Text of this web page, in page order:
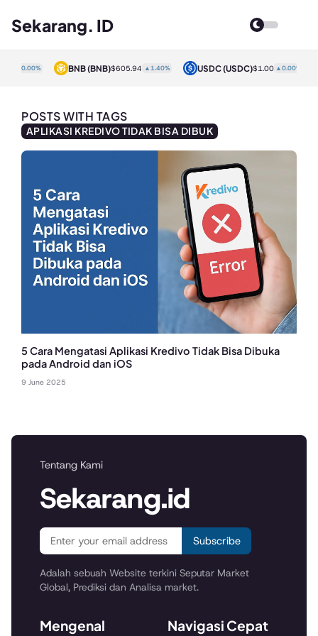
Sekarang. ID
▲0.00% BNB(BNB)$605.94▲1.40% USDC(USDC)$1.00▲0.00%
POSTS WITH TAGS
APLIKASI KREDIVO TIDAK BISA DIBUK
5 Cara Mengatasi Aplikasi Kredivo Tidak Bisa Dibuka
pada Android dan iOS
9 June 2025
Tentang Kami
Sekarang.id
Subscribe
Adalah sebuah Website terkini Seputar Market
Global, Prediksi dan Analisa market.
Mengenal
Navigasi Cepat